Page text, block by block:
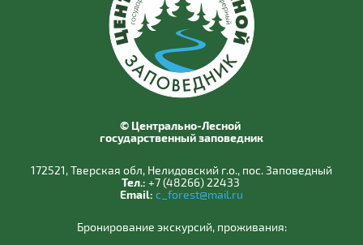
© Центрально-Лесной
государственный заповедник
172521, Тверская обл, Нелидовский г.о., пос. Заповедный
Тел.: +7 (48266) 22433
Email: c_forest@mail.ru
Бронирование экскурсий, проживания: